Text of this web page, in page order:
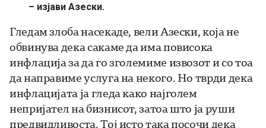
– изјави Азески.
Гледам злоба насекаде, вели Азески, која не
обвинува дека сакаме да има повисока
инфлација за да го зголемиме извозот и со тоа
да направиме услуга на некого. Но тврди дека
инфлацијата ја гледа како најголем
непријател на бизнисот, затоа што ја руши
предвидливоста. Тој исто така посочи дека